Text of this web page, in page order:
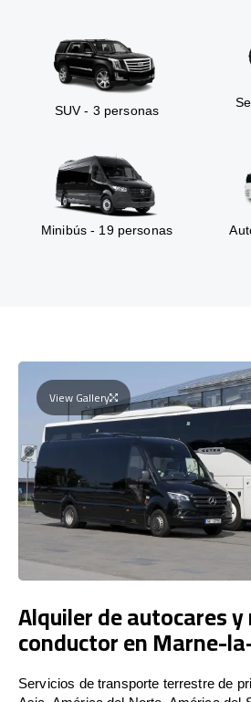
SUV - 3 personas
Minibús - 19 personas
View Gallery
Alquiler de autocares
conductor en Marne-
Servicios de transporte terrestre de